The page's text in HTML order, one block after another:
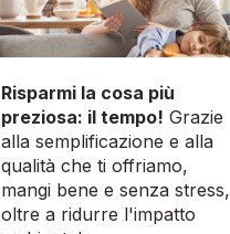
Risparmi la cosa più
preziosa: il tempo! Grazie
alla semplificazione e alla
qualità che ti offriamo,
mangi bene e senza stress,
oltre a ridurre l'impatto